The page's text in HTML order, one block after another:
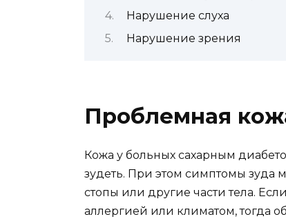
Нарушение слуха
Нарушение зрения
Проблемная
Кожа у больных сахарным
зудеть. При этом симптомы зуда
стопы или другие части тела.
аллергией или климатом, тогда